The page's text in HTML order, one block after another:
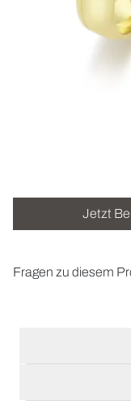
Jetzt
Fragen zu diesem